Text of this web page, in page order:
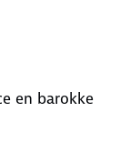
en barokke